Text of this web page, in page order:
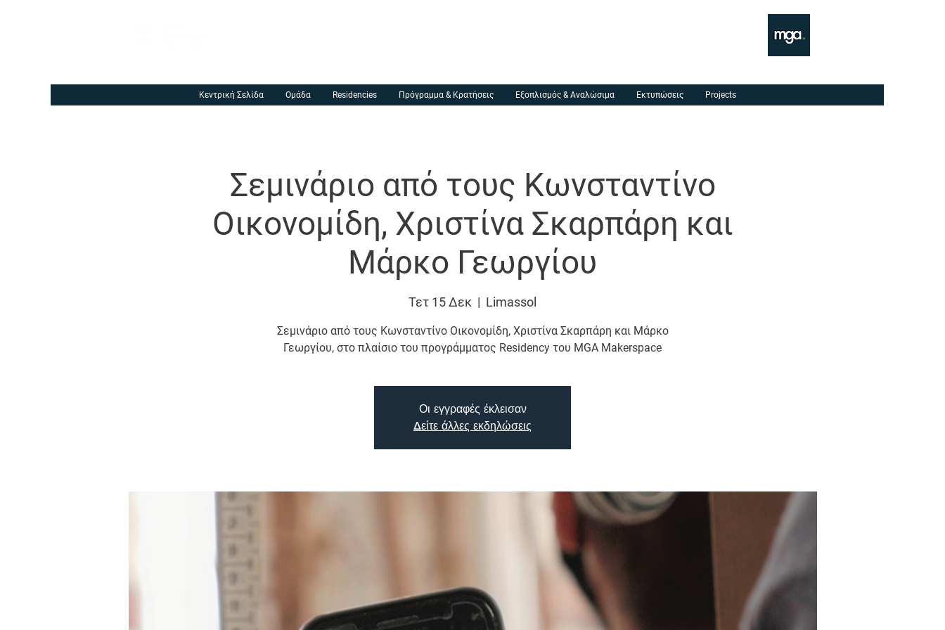
Κεντρική Σελίδα Ομάδα Residencies Πρόγραμμα & Κρατήσεις Εξοπλισμός & Αναλώσιμα Εκτυπώσεις Projects
Σεμινάριο από τους Κωνσταντίνο
Οικονομίδη, Χριστίνα Σκαρπάρη και
Μάρκο Γεωργίου
Τετ 15 Δεκ
  |
Limassol
Σεμινάριο από τους Κωνσταντίνο Οικονομίδη, Χριστίνα Σκαρπάρη και Μάρκο
Γεωργίου, στο πλαίσιο του προγράμματος Residency του MGA Makerspace
Οι εγγραφές έκλεισαν
Δείτε άλλες εκδηλώσεις